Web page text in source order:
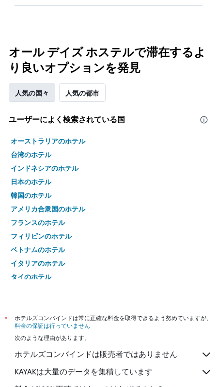
オール デイズ ホステルで滞在するよ
り良いオプションを発見
人気の国々 人気の都市
ユーザーによく検索されている国
オーストラリアのホテル
台湾のホテル
インドネシアのホテル
日本のホテル
韓国のホテル
アメリカ合衆国のホテル
フランスのホテル
フィリピンのホテル
ベトナムのホテル
イタリアのホテル
タイのホテル
*
ホテルズコンバインドは常に正確な料金を取得できるよう努めていますが、
料金の保証は行っていません
次のような理由があります。
ホテルズコンバインドは販売者ではありません
KAYAKは大量のデータを集積しています